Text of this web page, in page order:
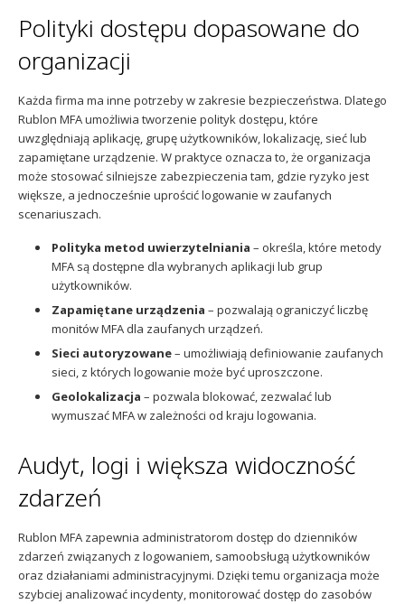
Polityki dostępu dopasowane do
organizacji
Każda firma ma inne potrzeby w zakresie bezpieczeństwa. Dlatego
Rublon MFA umożliwia tworzenie polityk dostępu, które
uwzględniają aplikację, grupę użytkowników, lokalizację, sieć lub
zapamiętane urządzenie. W praktyce oznacza to, że organizacja
może stosować silniejsze zabezpieczenia tam, gdzie ryzyko jest
większe, a jednocześnie uprościć logowanie w zaufanych
scenariuszach.
Polityka metod uwierzytelniania – określa, które metody
MFA są dostępne dla wybranych aplikacji lub grup
użytkowników.
Zapamiętane urządzenia – pozwalają ograniczyć liczbę
monitów MFA dla zaufanych urządzeń.
Sieci autoryzowane– umożliwiają definiowanie zaufanych
sieci, z których logowanie może być uproszczone.
Geolokalizacja – pozwala blokować, zezwalać lub
wymuszać MFA w zależności od kraju logowania.
Audyt, logi i większa widoczność
zdarzeń
Rublon MFA zapewnia administratorom dostęp do dzienników
zdarzeń związanych z logowaniem, samoobsługą użytkowników
oraz działaniami administracyjnymi. Dzięki temu organizacja może
szybciej analizować incydenty, monitorować dostęp do zasobów